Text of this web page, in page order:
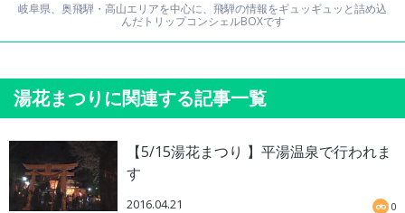
岐阜県、奥飛騨・高山エリアを中心に、飛騨の情報をギュッギュッと詰め込
んだトリップコンシェルBOXです
湯花まつりに関連する記事一覧
【5/15湯花まつり 】平湯温泉で行われま
す
2016.04.21 0